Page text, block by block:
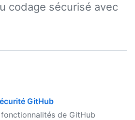
codage sécurisé avec
GitHub
fonctionnalités de GitHub